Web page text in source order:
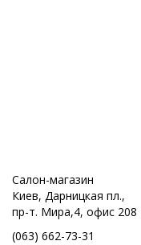
Салон-магазин
Киев, Дарницкая пл.,
пр-т. Мира,4, офис 208
(063) 662-73-31